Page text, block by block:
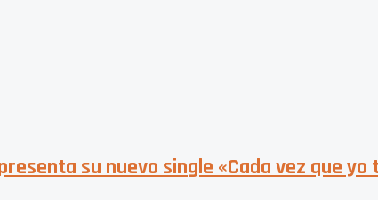
su nuevo single «Cada vez que yo